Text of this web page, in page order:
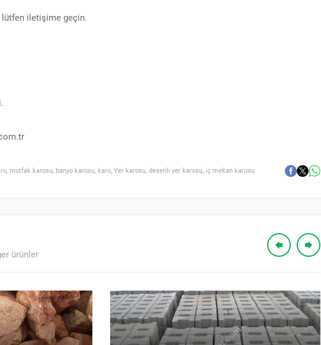
iletişime geçin.
, mutfak karosu, banyo karosu, karo, Yer karosu, desenli yer karosu, iç mekan karosu
ürünler